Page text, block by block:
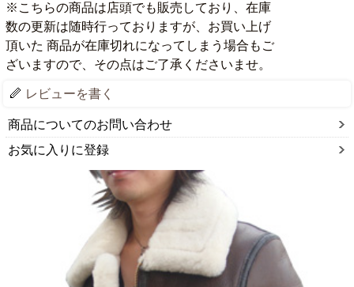
※こちらの商品は店頭でも販売しており、在庫
数の更新は随時行っておりますが、お買い上げ
頂いた 商品が在庫切れになってしまう場合もご
ざいますので、その点はご了承くださいませ。
レビューを書く
商品についてのお問い合わせ
お気に入りに登録